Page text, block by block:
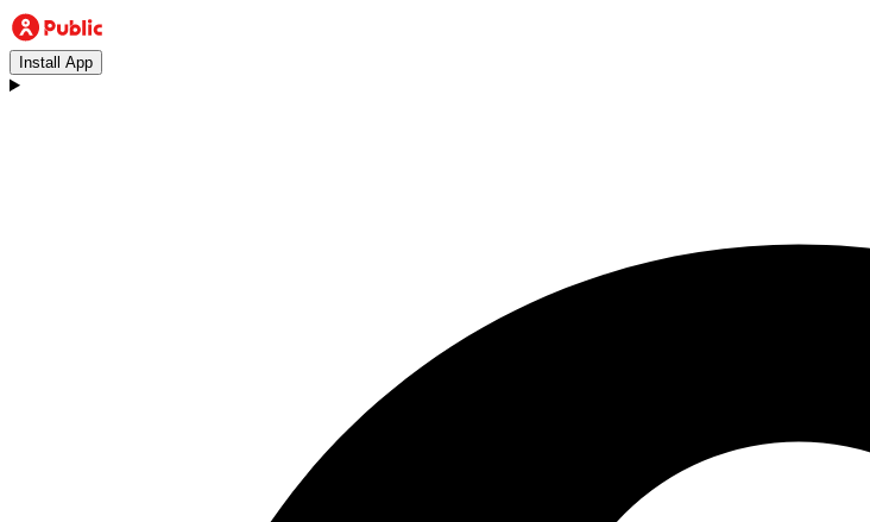
Install App